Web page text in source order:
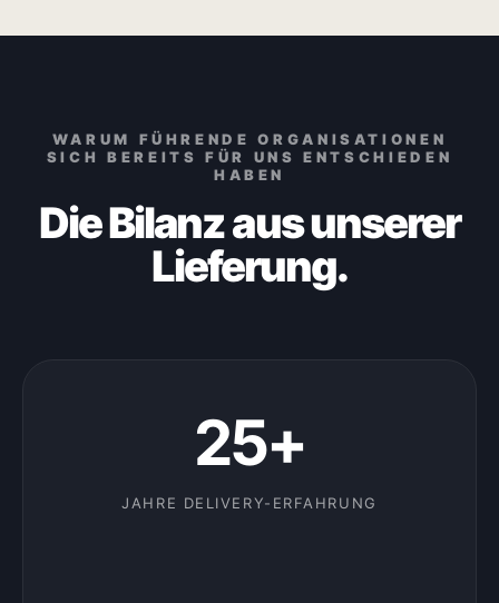
WARUM FÜHRENDE ORGANISATIONEN
SICH BEREITS FÜR UNS ENTSCHIEDEN
HABEN
Die Bilanz aus unserer
Lieferung.
25+
JAHRE DELIVERY-ERFAHRUNG